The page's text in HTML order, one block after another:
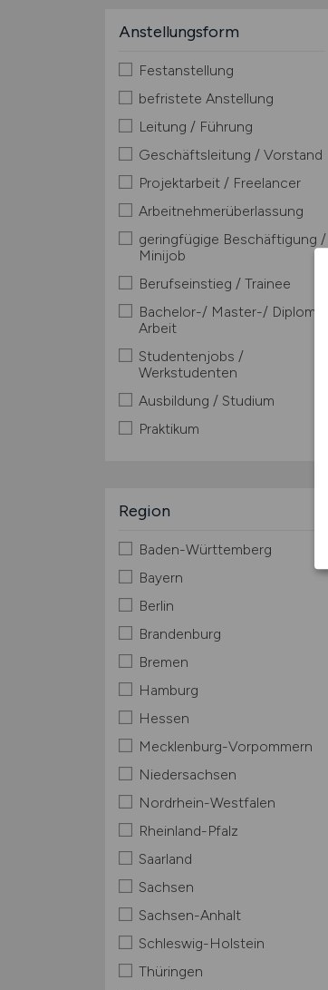
Anstellungsform
Festanstellung
befristete Anstellung
Leitung / Führung
Geschäftsleitung / Vorstand
Projektarbeit / Freelancer
Arbeitnehmerüberlassung
geringfügige Beschäftigung /
Minijob
Berufseinstieg / Trainee
Bachelor-/ Master-/ Diplom-
Arbeit
Studentenjobs /
Werkstudenten
Ausbildung / Studium
Praktikum
Region
Baden-Württemberg
Bayern
Berlin
Brandenburg
Bremen
Hamburg
Hessen
Mecklenburg-Vorpommern
Niedersachsen
Nordrhein-Westfalen
Rheinland-Pfalz
Saarland
Sachsen
Sachsen-Anhalt
Schleswig-Holstein
Thüringen